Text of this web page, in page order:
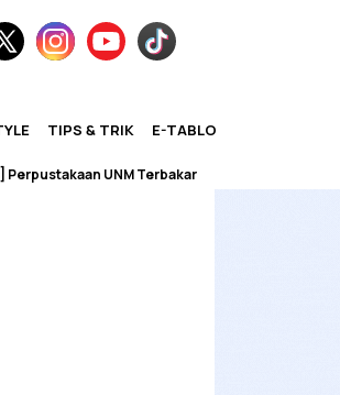
TIPS & TRIK E-TABLOID
UNM Terbakar